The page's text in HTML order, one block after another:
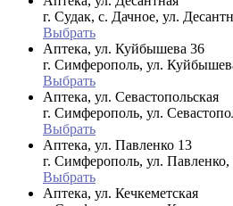
г. Судак, с. Дачное, ул.
Выбрать
Аптека, ул. Куйбышева 36
г. Симферополь, ул.
Выбрать
Аптека, ул. Севастопольская
г. Симферополь, ул.
Выбрать
Аптека, ул. Павленко 13
г. Симферополь, ул. Павленко,
Выбрать
Аптека, ул. Кечкеметская